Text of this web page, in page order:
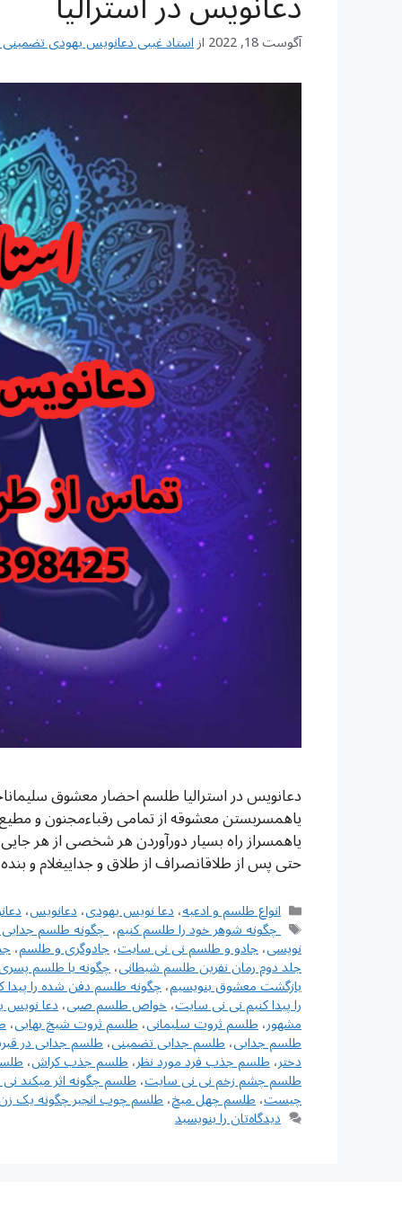
آگوست 18, 2022 ازاستاد غیبی دعانویس یهودی تضمینی شماره
دعانویس در استرالیا طلسم احضار معشوق
یاهمسربستن معشوقه از تمامی رقباءمجنون و
یاهمسراز راه بسیار دورآوردن هر شخصی از هر
حتی پس از طلاقانصراف از طلاق و جداییغلام و
دسته‌ها
انواع طلسم و ادعیه،دعا نویس یهودی،دعانویس،
برچسب‌ها
‌ چگونه شوهر خود را طلسم کنیم،چگونه طلسم
نویسی،جادو و طلسم نی نی سایت،جادوگری و طلسم،
جلد دوم رمان نفرین طلسم شیطانی،چگونه با طلسم
بازگشت معشوق بنویسیم،چگونه طلسم دفن شده را
را پیدا کنیم نی نی سایت،خواص طلسم صبی،دعا نویس
مشهور،طلسم ثروت سلیمانی،طلسم ثروت شیخ بهایی،
طلسم جدایی،طلسم جدایی تضمینی،طلسم جدایی در
دختر،طلسم جذب فرد مورد نظر،طلسم جذب کراش،
طلسم چشم زخم نی نی سایت،طلسم چگونه اثر میکند
چیست،طلسم چهل میخ،طلسم چوب انجیر چگونه یک
دیدگاه‌تان را بنویسید